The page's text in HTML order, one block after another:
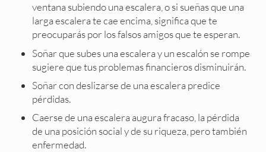
ventana subiendo una escalera, o si sueñas que una
larga escalera te cae encima, significa que te
preocuparás por los falsos amigos que te esperan.
Soñar que subes una escalera y un escalón se rompe
sugiere que tus problemas financieros disminuirán.
Soñar con deslizarse de una escalera predice
pérdidas.
Caerse de una escalera augura fracaso, la pérdida
de una posición social y de su riqueza, pero también
enfermedad.